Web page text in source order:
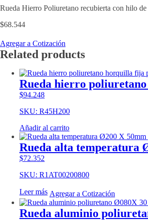
Rueda Hierro Poliuretano recubierta con hilo
$68.544
Agregar a Cotización
Related products
Rueda hierro
$94.248
SKU: R45H200
Añadir al carrito
Rueda alta temperatura
$72.352
SKU: R1AT00200800
Leer más Agregar a Cotización
Rueda aluminio